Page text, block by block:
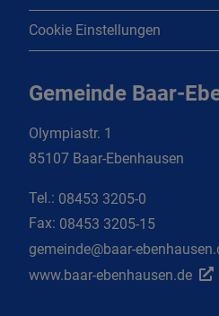
Cookie Einstellungen
Gemeinde Baar-
Olympiastr. 1
85107 Baar-Ebenhausen
Tel.: 08453 3205-0
Fax: 08453 3205-15
gemeinde@baar-
www.baar-ebenhausen.de